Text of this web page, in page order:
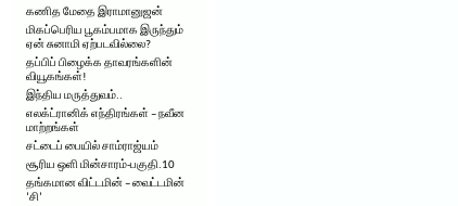
கணித மேதை இராமானுஜன்
மிகப்பெரிய பூகம்பமாக இருந்தும்
ஏன் சுனாமி ஏற்படவில்லை?
தப்பிப் பிழைக்க தாவரங்களின்
வியூகங்கள்!
இந்திய மருத்துவம்..
எலக்ட்ரானிக் எந்திரங்கள் – நவீன
மாற்றங்கள்
சட்டைப் பையில் சாம்ராஜ்யம்
சூரிய ஒளி மின்சாரம்-பகுதி.10
தங்கமான விட்டமின் – வைட்டமின்
‘சி’